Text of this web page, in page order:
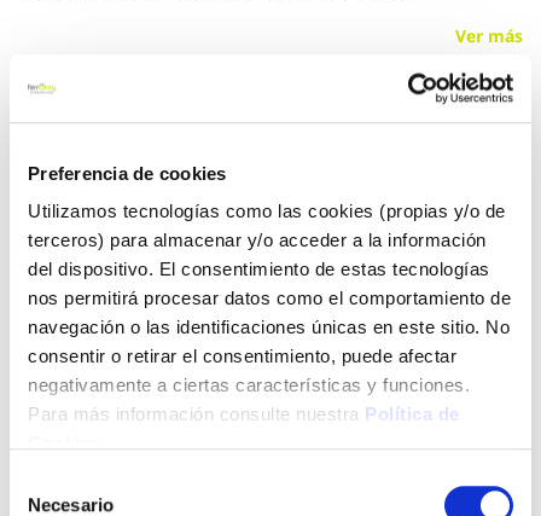
Preferencia de cookies
Utilizamos tecnologías como las cookies (propias y/o de
terceros) para almacenar y/o acceder a la información
del dispositivo. El consentimiento de estas tecnologías
nos permitirá procesar datos como el comportamiento de
navegación o las identificaciones únicas en este sitio. No
consentir o retirar el consentimiento, puede afectar
negativamente a ciertas características y funciones.
Para más información consulte nuestra Política de
Necesario
Ver más
13,46 €
Añadir al carrito
Click&Collect - Recogida gratis
en nuestras tiendas
Envío a domicilio:
5 días hábiles
+ INFO